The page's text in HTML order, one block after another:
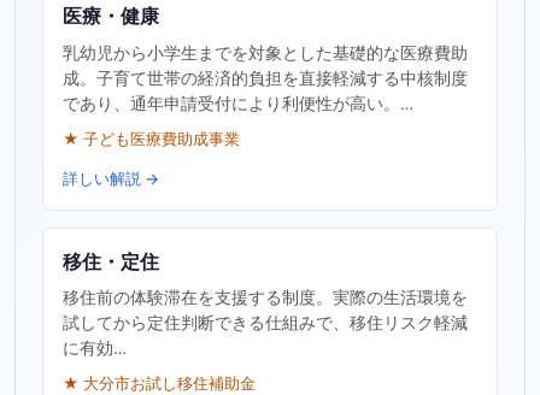
医療・健康
乳幼児から小学生までを対象とした基礎的な医療費助
成。子育て世帯の経済的負担を直接軽減する中核制度
であり、通年申請受付により利便性が高い。…
★ 子ども医療費助成事業
詳しい解説 →
移住・定住
移住前の体験滞在を支援する制度。実際の生活環境を
試してから定住判断できる仕組みで、移住リスク軽減
に有効…
★ 大分市お試し移住補助金